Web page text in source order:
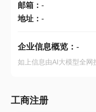
邮箱： -
地址： -
企业信息概览： -
如上信息由AI大模型全网
工商注册